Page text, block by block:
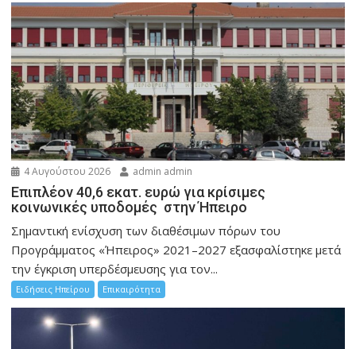
4 Αυγούστου 2026 admin admin
Επιπλέον 40,6 εκατ. ευρώ για κρίσιμες
κοινωνικές υποδομές στην Ήπειρο
Σημαντική ενίσχυση των διαθέσιμων πόρων του
Προγράμματος «Ήπειρος» 2021–2027 εξασφαλίστηκε μετά
την έγκριση υπερδέσμευσης για τον...
Ειδήσεις Ηπείρου Επικαιρότητα